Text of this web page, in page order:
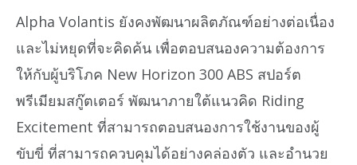
Alpha Volantis ยังคงพัฒนาผลิตภัณฑ์อย่างต่อเนื่อง
และไม่หยุดที่จะคิดค้น เพื่อตอบสนองความต้องการ
ให้กับผู้บริโภค New Horizon 300 ABS สปอร์ต
พรีเมียมสกู๊ตเตอร์ พัฒนาภายใต้แนวคิด Riding
Excitement ที่สามารถตอบสนองการใช้งานของผู้
ขับขี่ ที่สามารถควบคุมได้อย่างคล่องตัว และอำนวย